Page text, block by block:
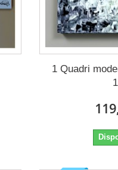
1 Quadri